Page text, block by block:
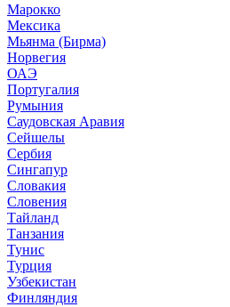
Марокко
Мексика
Мьянма (Бирма)
Норвегия
ОАЭ
Португалия
Румыния
Саудовская Аравия
Сейшелы
Сербия
Сингапур
Словакия
Словения
Тайланд
Танзания
Тунис
Турция
Узбекистан
Финляндия